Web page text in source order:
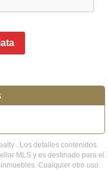
. Los detalles contenidos
MLS y es destinado para el
Cualquier otro uso